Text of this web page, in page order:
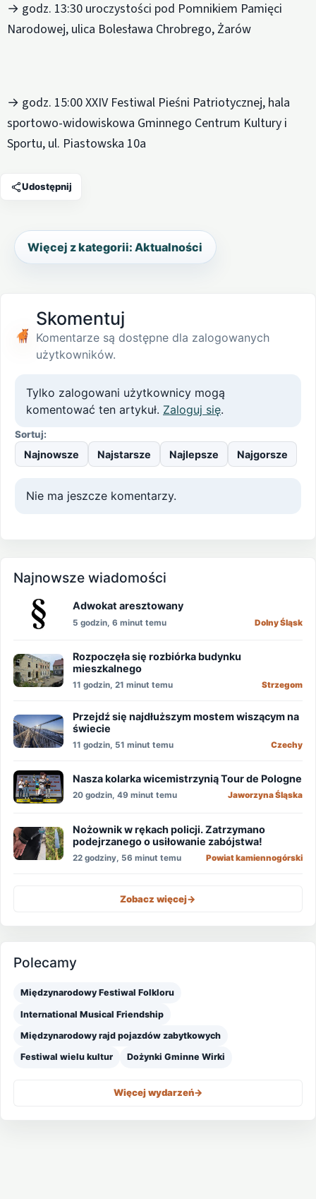
→ godz. 13:30 uroczystości pod Pomnikiem Pamięci
Narodowej, ulica Bolesława Chrobrego, Żarów
→ godz. 15:00 XXIV Festiwal Pieśni Patriotycznej, hala
sportowo-widowiskowa Gminnego Centrum Kultury i
Sportu, ul. Piastowska 10a
Udostępnij
Więcej z kategorii: Aktualności
Skomentuj
Komentarze są dostępne dla zalogowanych
użytkowników.
Tylko zalogowani użytkownicy mogą
komentować ten artykuł. Zaloguj się.
Sortuj:
Najnowsze Najstarsze Najlepsze Najgorsze
Nie ma jeszcze komentarzy.
Najnowsze wiadomości
Adwokat aresztowany
5 godzin, 6 minut temu Dolny Śląsk
Rozpoczęła się rozbiórka budynku
mieszkalnego
11 godzin, 21 minut temu Strzegom
Przejdź się najdłuższym mostem wiszącym na
świecie
11 godzin, 51 minut temu Czechy
Nasza kolarka wicemistrzynią Tour de Pologne
20 godzin, 49 minut temu Jaworzyna Śląska
Nożownik w rękach policji. Zatrzymano
podejrzanego o usiłowanie zabójstwa!
22 godziny, 56 minut temu Powiat kamiennogórski
Zobacz więcej->
Polecamy
Międzynarodowy Festiwal Folkloru
International Musical Friendship
Międzynarodowy rajd pojazdów zabytkowych
Festiwal wielu kultur Dożynki Gminne Wirki
Więcej wydarzeń->